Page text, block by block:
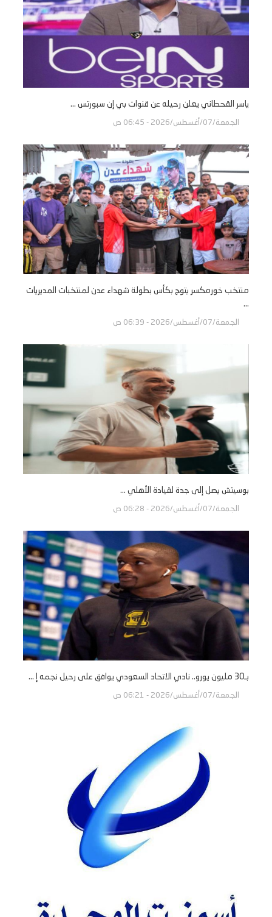
ياسر القحطاني يعلن رحيله عن قنوات بي إن سبورتس ...
الجمعة/07/أغسطس/2026 - 06:45 ص
منتخب خورمكسر يتوج بكأس بطولة شهداء عدن لمنتخبات المديريات
...
الجمعة/07/أغسطس/2026 - 06:39 ص
بوسيتش يصل إلى جدة لقيادة الأهلي ...
الجمعة/07/أغسطس/2026 - 06:28 ص
بـ30 مليون يورو.. نادي الاتحاد السعودي يوافق على رحيل نجمه إ ...
الجمعة/07/أغسطس/2026 - 06:21 ص